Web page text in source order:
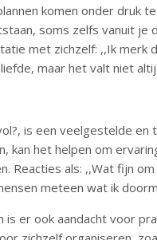
komen onder druk
soms zelfs vanuit je
met zichzelf: ,,Ik merk
maar het valt niet
is een veelgestelde
kan het helpen om
Reacties als: ,,Wat fijn
meteen wat ik
is er ook aandacht voor